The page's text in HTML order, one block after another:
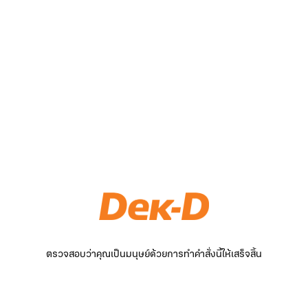
ตรวจสอบว่าคุณเป็นมนุษย์ด้วยการทำคำสั่งนี้ให้เสร็จสิ้น